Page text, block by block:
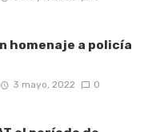
homenaje a policía
3 mayo, 2022 0